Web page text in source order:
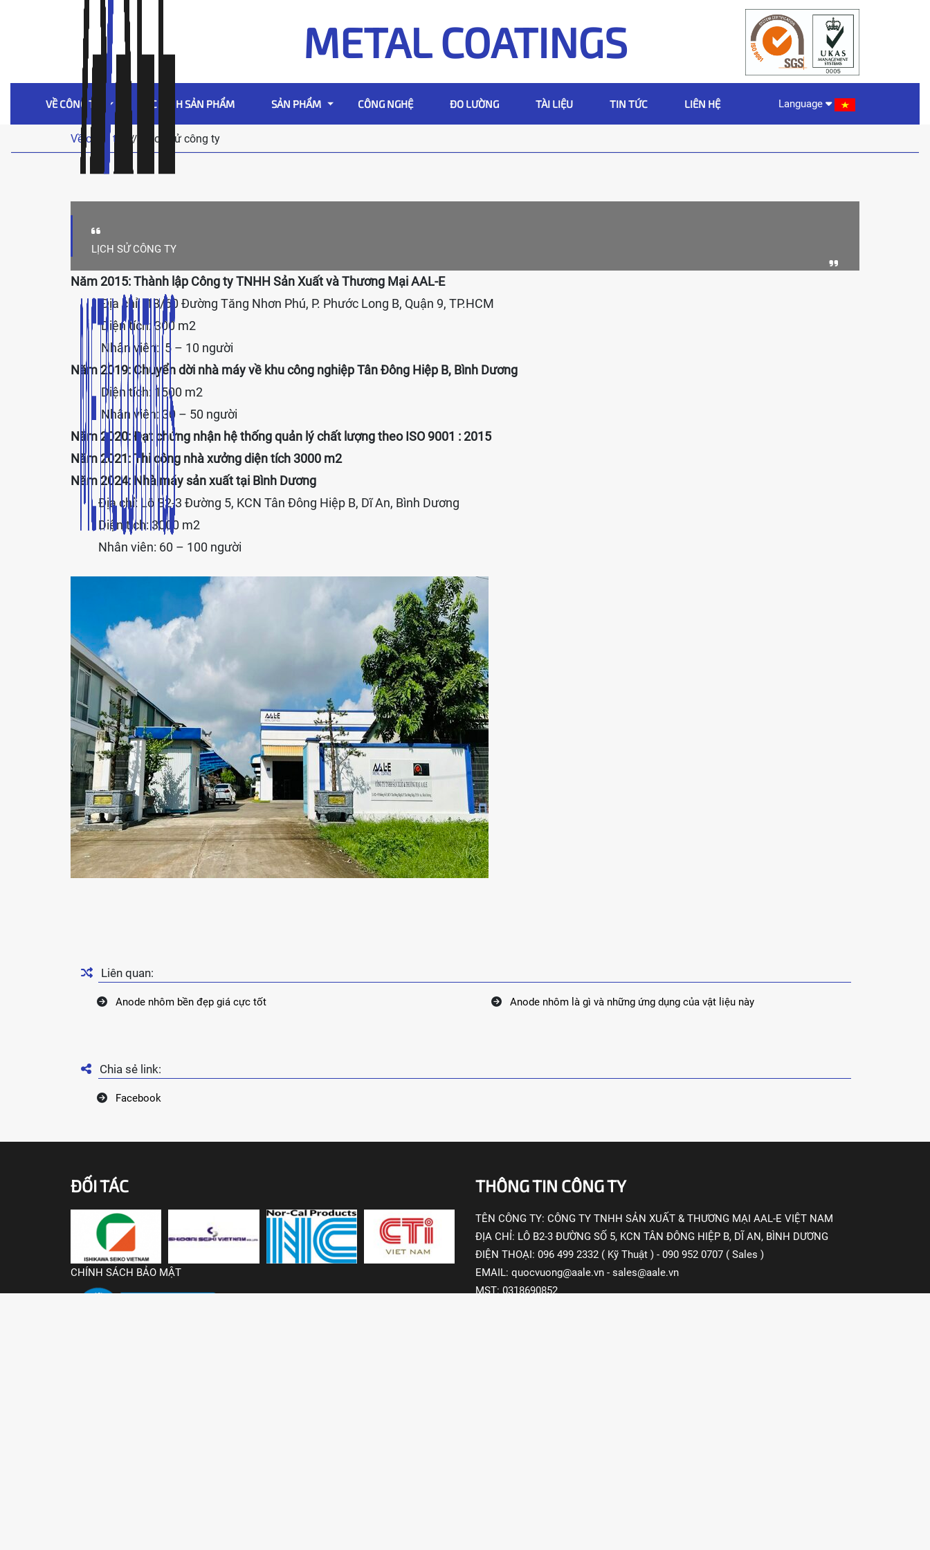
METAL COATINGS
VỀ CÔNG TY ĐẶC TÍNH SẢN PHẨM SẢN PHẨM CÔNG NGHỆ ĐO LƯỜNG TÀI LIỆU TIN TỨC LIÊN HỆ Language
Về công ty // Lịch sử công ty
LỊCH SỬ CÔNG TY
Năm 2015: Thành lập Công ty TNHH Sản Xuất và Thương Mại AAL-E
Địa chỉ: 18/60 Đường Tăng Nhơn Phú, P. Phước Long B, Quận 9, TP.HCM
Diện tích: 300 m2
Nhân viên: 5 – 10 người
Năm 2019: Chuyển dời nhà máy về khu công nghiệp Tân Đông Hiệp B, Bình Dương
Diện tích: 1500 m2
Nhân viên: 30 – 50 người
Năm 2020: Đạt chứng nhận hệ thống quản lý chất lượng theo ISO 9001 : 2015
Năm 2021: Thi công nhà xưởng diện tích 3000 m2
Năm 2024: Nhà máy sản xuất tại Bình Dương
Địa chỉ: Lô B2-3 Đường 5, KCN Tân Đông Hiệp B, Dĩ An, Bình Dương
Diện tích: 3000 m2
Nhân viên: 60 – 100 người
Liên quan:
Anode nhôm bền đẹp giá cực tốt Anode nhôm là gì và những ứng dụng của vật liệu này
Chia sẻ link:
Facebook
ĐỐI TÁC
CHÍNH SÁCH BẢO MẬT
THÔNG TIN CÔNG TY
TÊN CÔNG TY: CÔNG TY TNHH SẢN XUẤT & THƯƠNG MẠI AAL-E VIỆT NAM
ĐỊA CHỈ: LÔ B2-3 ĐƯỜNG SỐ 5, KCN TÂN ĐÔNG HIỆP B, DĨ AN, BÌNH DƯƠNG
ĐIỆN THOẠI: 096 499 2332 ( Kỹ Thuật ) - 090 952 0707 ( Sales )
EMAIL: quocvuong@aale.vn - sales@aale.vn
MST: 0318690852